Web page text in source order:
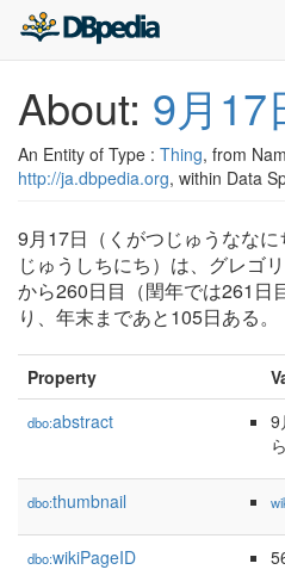
About: 9月17
An Entity of Type : Thing, from
http://ja.dbpedia.org, within Data
9月17日（くがつじゅうななに
じゅうしちにち）は、グレゴ
から260日目（閏年では261日
り、年末まであと105日ある。
Property
dbo:abstract
9
dbo:thumbnail
dbo:wikiPageID